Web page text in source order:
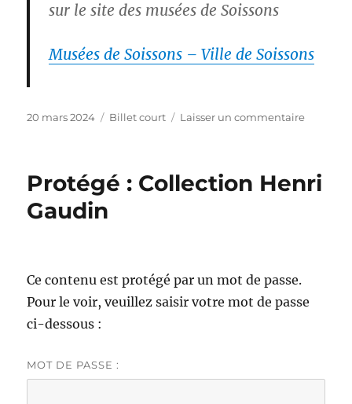
sur le site des musées de Soissons
Musées de Soissons – Ville de Soissons
Publié
20 mars 2024 Catégories
Billet court Laisser un commentairesur
le
Protégé : Collection Henri
Gaudin
Ce contenu est protégé par un mot de passe.
Pour le voir, veuillez saisir votre mot de passe
ci-dessous :
MOT DE PASSE :